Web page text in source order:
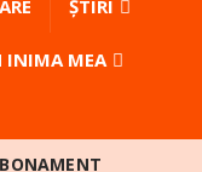
ȘTIRI
INIMA MEA